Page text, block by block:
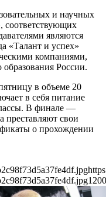
и научных
соответствующих
являются
«Талант и успех»
компаниями,
России.
в объеме 20
в себя питание
В финале —
преставляют свои
о прохождении
1200